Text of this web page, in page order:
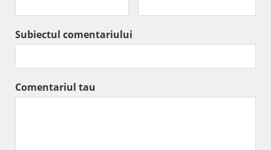
Subiectul comentariului
Comentariul tau